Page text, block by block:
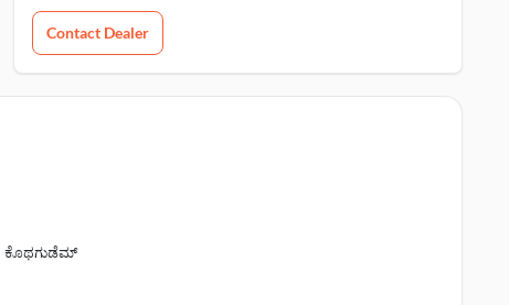
Contact Dealer
ಕೊಥಗುಡೆಮ್